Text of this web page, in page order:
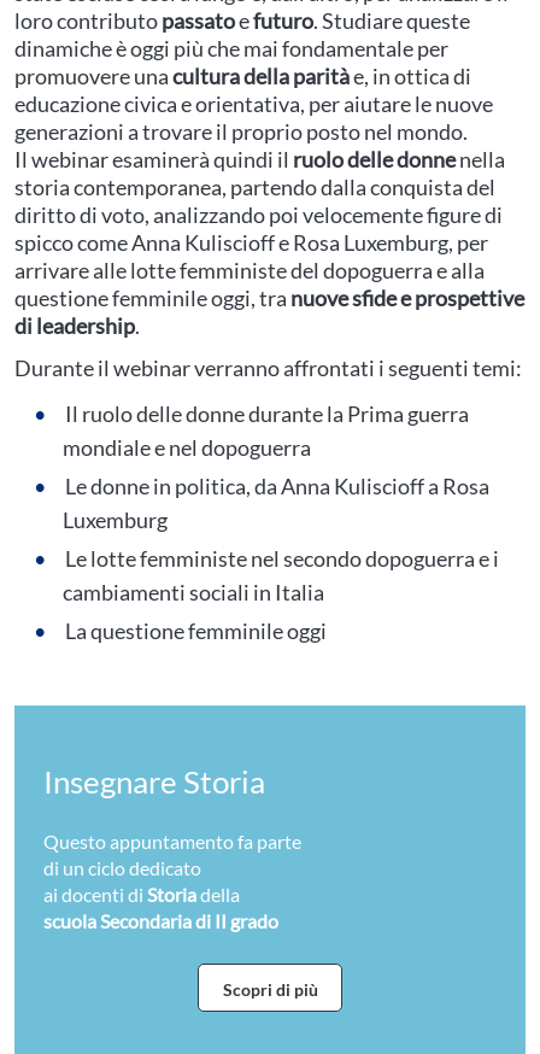
loro contributopassatoefuturo. Studiare queste
dinamiche è oggi più che mai fondamentale per
promuovere unacultura della paritàe, in ottica di
educazione civica e orientativa, per aiutare le nuove
generazioni a trovare il proprio posto nel mondo.
Il webinar esaminerà quindi il ruolo delle donnenella
storia contemporanea, partendo dalla conquista del
diritto di voto, analizzando poi velocemente figure di
spicco come Anna Kuliscioff e Rosa Luxemburg, per
arrivare alle lotte femministe del dopoguerra e alla
questione femminile oggi, tra nuove sfide e prospettive
di leadership.
Durante il webinar verranno affrontati i seguenti temi:
Il ruolo delle donne durante la Prima guerra
mondiale e nel dopoguerra
Le donne in politica, da Anna Kuliscioff a Rosa
Luxemburg
Le lotte femministe nel secondo dopoguerra e i
cambiamenti sociali in Italia
La questione femminile oggi
Insegnare Storia
Questo appuntamento fa parte
di un ciclo dedicato
ai docenti di Storiadella
scuola Secondaria di II grado
Scopri di più